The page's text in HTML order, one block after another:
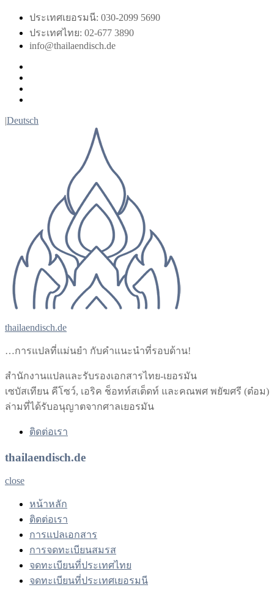
Skip
content
ประเทศเยอรมนี: 030-2099 5690
ประเทศไทย: 02-677 3890
info@thailaendisch.de
|Deutsch
thailaendisch.de
…การแปลที่แม่นยำ กับคำแนะนำที่รอบด้าน!
สำนักงานแปลและรับรองเอกสารไทย-เยอรมัน
เซบัสเทียน คีโซว์, เอริค ช็อทท์สเต็ดท์ และคณพศ พยัฆศรี (ต๋อม)
ล่ามที่ได้รับอนุญาตจากศาลเยอรมัน
ติดต่อเรา
thailaendisch.de
close
หน้าหลัก
ติดต่อเรา
การแปลเอกสาร
การจดทะเบียนสมรส
จดทะเบียนที่ประเทศไทย
จดทะเบียนที่ประเทศเยอรมนี